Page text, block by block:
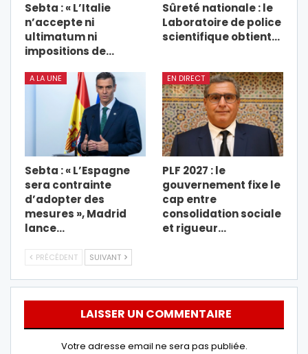
Sebta : « L’Italie
n’accepte ni
ultimatum ni
impositions de…
Sûreté nationale : le
Laboratoire de police
scientifique obtient…
A LA UNE
Sebta : « L’Espagne
sera contrainte
d’adopter des
mesures », Madrid
lance…
EN DIRECT
PLF 2027 : le
gouvernement fixe le
cap entre
consolidation sociale
et rigueur…
PRÉCÉDENT SUIVANT
LAISSER UN COMMENTAIRE
Votre adresse email ne sera pas publiée.